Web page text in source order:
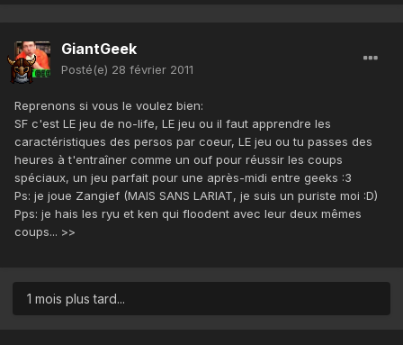
GiantGeek
Posté(e) 28 février 2011
Reprenons si vous le voulez bien:
SF c'est LE jeu de no-life, LE jeu ou il faut apprendre les
caractéristiques des persos par coeur, LE jeu ou tu passes des
heures à t'entraîner comme un ouf pour réussir les coups
spéciaux, un jeu parfait pour une après-midi entre geeks :3
Ps: je joue Zangief (MAIS SANS LARIAT, je suis un puriste moi :D)
Pps: je hais les ryu et ken qui floodent avec leur deux mêmes
coups... >>
1 mois plus tard...